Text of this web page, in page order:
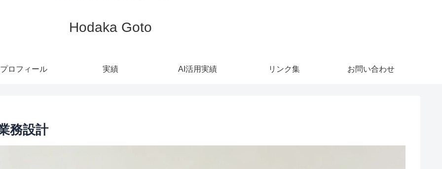
Hodaka Goto
プロフィール 実績 AI活用実績 リンク集 お問い合わせ
務設計